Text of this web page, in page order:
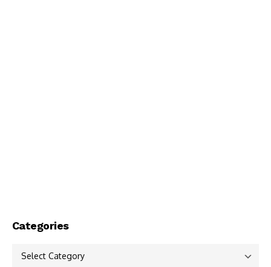
Categories
Categories